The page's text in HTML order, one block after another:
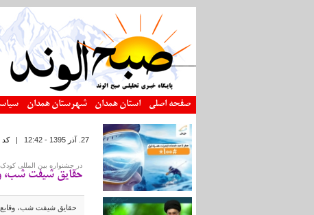
صفحه اصلی استان همدان شهرستان همدان
27. آذر 1395 - 12:42 |
در جشنواره بین المللی
حقایق شیفت شب،
حقایق شیفت شب، وقایع